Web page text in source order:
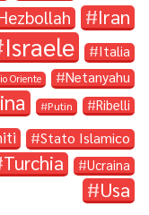
Iran
Israele Italia
Oriente Netanyahu
Putin Ribelli
Stato Islamico
Turchia Ucraina
Usa